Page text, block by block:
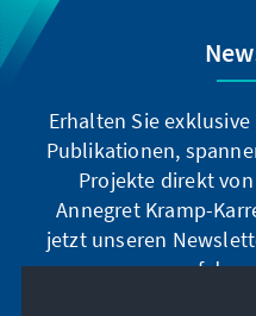
Erhalten Sie
Publikationen,
Projekte direkt
Annegret Kramp-
jetzt unseren
auf dem